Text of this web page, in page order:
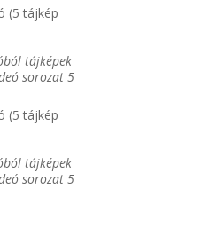
(5 tájkép
tájképek
sorozat 5
(5 tájkép
tájképek
sorozat 5